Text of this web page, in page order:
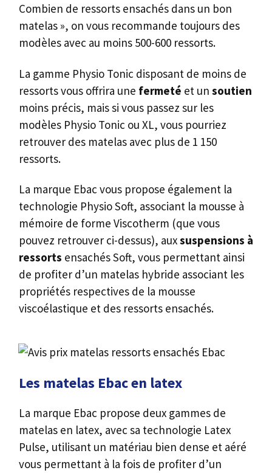
Combien de ressorts ensachés dans un bon
matelas », on vous recommande toujours des
modèles avec au moins 500-600 ressorts.
La gamme Physio Tonic disposant de moins de
ressorts vous offrira une fermeté et un soutien
moins précis, mais si vous passez sur les
modèles Physio Tonic ou XL, vous pourriez
retrouver des matelas avec plus de 1 150
ressorts.
La marque Ebac vous propose également la
technologie Physio Soft, associant la mousse à
mémoire de forme Viscotherm (que vous
pouvez retrouver ci-dessus), auxsuspensions à
ressorts ensachés Soft, vous permettant ainsi
de profiter d’un matelas hybride associant les
propriétés respectives de la mousse
viscoélastique et des ressorts ensachés.
Les matelas Ebac en latex
La marque Ebac propose deux gammes de
matelas en latex, avec sa technologie Latex
Pulse, utilisant un matériau bien dense et aéré
vous permettant à la fois de profiter d’un